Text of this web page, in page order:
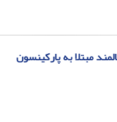
مبتلا به پارکینسون